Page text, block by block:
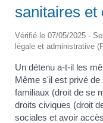
sanitaires et
Vérifié le 07/05/2025 -
légale et administrative
Un détenu a-t-il les
Même s'il est privé de
familiaux (droit de se
droits civiques (droit
sociales et avoir